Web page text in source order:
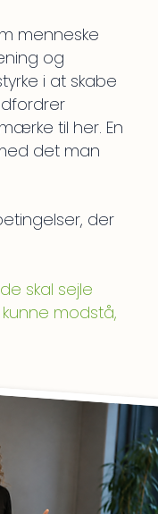
menneske
og
i at skabe
til her. En
det man
der
skal sejle
modstå,